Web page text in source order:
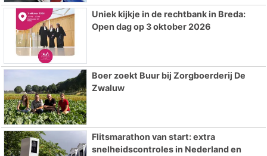
Uniek kijkje in de rechtbank in Breda:
Open dag op 3 oktober 2026
Boer zoekt Buur bij Zorgboerderij De
Zwaluw
Flitsmarathon van start: extra
snelheidscontroles in Nederland en